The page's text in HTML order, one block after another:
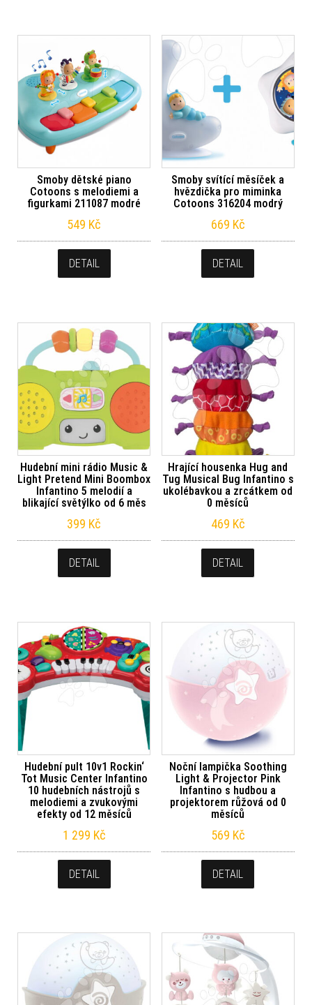
Smoby dětské piano
Cotoons s melodiemi a
figurkami 211087 modré
549 Kč
DETAIL
Smoby svítící měsíček a
hvězdička pro miminka
Cotoons 316204 modrý
669 Kč
DETAIL
Hudební mini rádio Music &
Light Pretend Mini Boombox
Infantino 5 melodií a
blikající světýlko od 6 měs
399 Kč
DETAIL
Hrající housenka Hug and
Tug Musical Bug Infantino s
ukolébavkou a zrcátkem od
0 měsíců
469 Kč
DETAIL
Hudební pult 10v1 Rockin‘
Tot Music Center Infantino
10 hudebních nástrojů s
melodiemi a zvukovými
efekty od 12 měsíců
1 299 Kč
DETAIL
Noční lampička Soothing
Light & Projector Pink
Infantino s hudbou a
projektorem růžová od 0
měsíců
569 Kč
DETAIL